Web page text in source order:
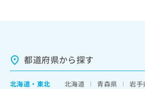
都道府県から探す
北海道 ・ 東北 北海道 青森県 岩手